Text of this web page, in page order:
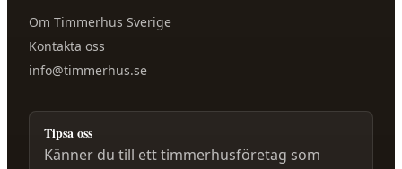
Om Timmerhus Sverige
Kontakta oss
info@timmerhus.se
Tipsa oss
Känner du till ett timmerhusföretag som